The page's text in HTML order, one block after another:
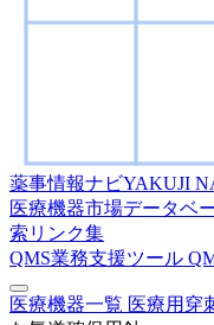
薬事情報ナビYAKUJI
医療機器市場データベ
索 リンク集
QMS業務支援ツール
医療機器一覧 医療用穿